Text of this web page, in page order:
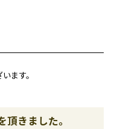
ます。
きました。